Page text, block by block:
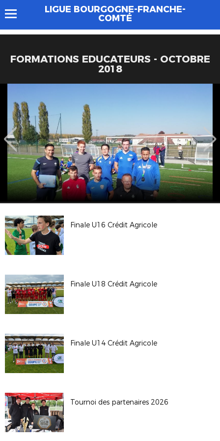
LIGUE BOURGOGNE-FRANCHE-
COMTÉ
FORMATIONS EDUCATEURS - OCTOBRE
2018
Finale U16 Crédit Agricole
Finale U18 Crédit Agricole
Finale U14 Crédit Agricole
Tournoi des partenaires 2026